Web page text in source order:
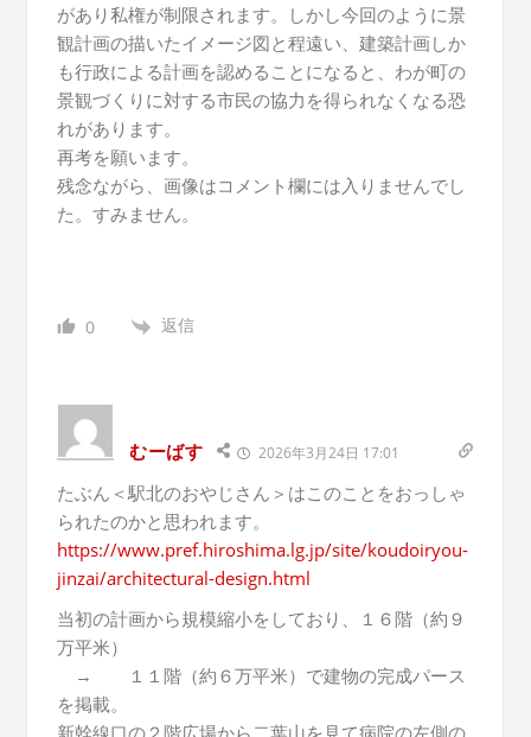
があり私権が制限されます。しかし今回のように景
観計画の描いたイメージ図と程遠い、建築計画しか
も行政による計画を認めることになると、わが町の
景観づくりに対する市民の協力を得られなくなる恐
れがあります。
再考を願います。
残念ながら、画像はコメント欄には入りませんでし
た。すみません。
0 返信
むーばす 2026年3月24日 17:01
たぶん＜駅北のおやじさん＞はこのことをおっしゃ
られたのかと思われます。
https://www.pref.hiroshima.lg.jp/site/koudoiryou-
jinzai/architectural-design.html
当初の計画から規模縮小をしており、１６階（約９
万平米）
→ １１階（約６万平米）で建物の完成パース
を掲載。